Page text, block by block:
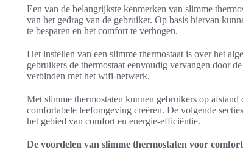
Een van de belangrijkste kenmerken van slimme
van het gedrag van de gebruiker. Op basis hiervan
te besparen en het comfort te verhogen.
Het instellen van een slimme thermostaat is over het
gebruikers de thermostaat eenvoudig vervangen door
verbinden met het wifi-netwerk.
Met slimme thermostaten kunnen gebruikers op
comfortabele leefomgeving creëren. De volgende
het gebied van comfort en energie-efficiëntie.
De voordelen van slimme thermostaten voor comfort